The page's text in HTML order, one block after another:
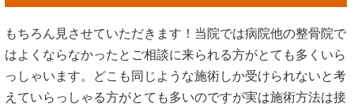
もちろん見させていただきます！当院では病院他の整骨院で
はよくならなかったとご相談に来られる方がとても多くいら
っしゃいます。どこも同じような施術しか受けられないと考
えていらっしゃる方がとても多いのですが実は施術方法は接